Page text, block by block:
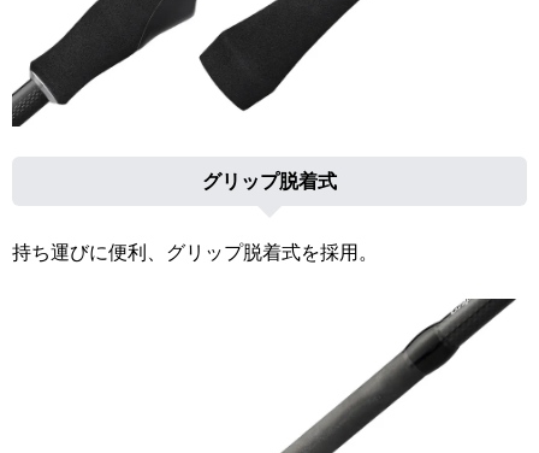
グリップ脱着式
持ち運びに便利、グリップ脱着式を採用。